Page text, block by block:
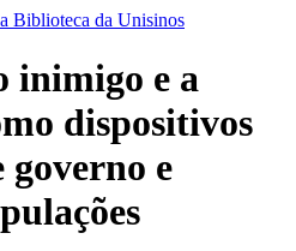
Biblioteca da Unisinos
inimigo e a
dispositivos
e